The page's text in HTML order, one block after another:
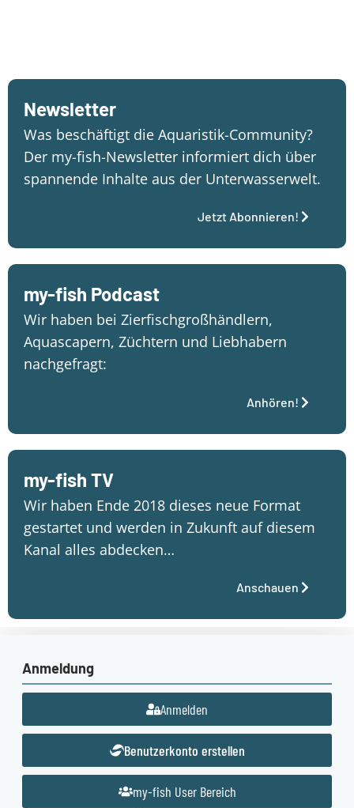
Newsletter
Was beschäftigt die Aquaristik-Community?
Der my-fish-Newsletter informiert dich über
spannende Inhalte aus der Unterwasserwelt.
Jetzt Abonnieren!
my-fish Podcast
Wir haben bei Zierfischgroßhändlern,
Aquascapern, Züchtern und Liebhabern
nachgefragt:
Anhören!
my-fish TV
Wir haben Ende 2018 dieses neue Format
gestartet und werden in Zukunft auf diesem
Kanal alles abdecken…
Anschauen
Anmeldung
Anmelden
Benutzerkonto erstellen
my-fish User Bereich